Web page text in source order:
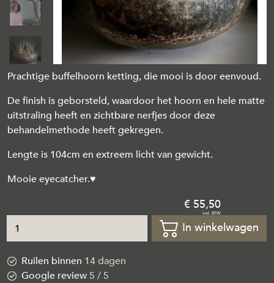
Prachtige buffelhoorn ketting, die mooi is door eenvoud.
De finish is geborsteld, waardoor het hoorn en hele matte
uitstraling heeft en zichtbare nerfjes door deze
behandelmethode heeft gekregen.
Lengte is 104cm en extreem licht van gewicht.
Mooie eyecatcher.♥
55,50
In winkelwagen
Ruilen binnen 14 dagen
Google review5 / 5